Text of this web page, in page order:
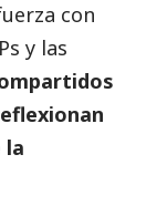
con
y las
la